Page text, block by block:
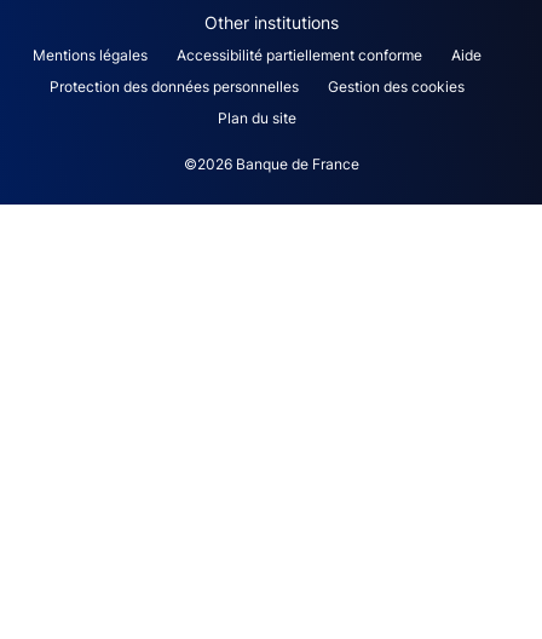
Other institutions
©2026 Banque de France
ACPR footer legal notice menu
Mentions légales Accessibilité partiellement conforme
Aide
Protection des données personnelles
Gestion des cookies
Plan du site